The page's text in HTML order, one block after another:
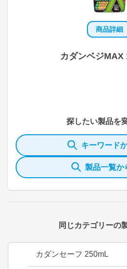
商品詳細
カダンベジMAX
探したい製品を
キーワード
製品一覧か
同じカテゴリーの
カダンセーフ 250mL